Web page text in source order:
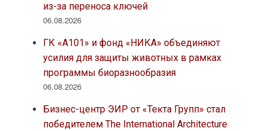
из-за переноса ключей
06.08.2026
ГК «А101» и фонд «НИКА» объединяют
усилия для защиты животных в рамках
программы биоразнообразия
06.08.2026
Бизнес-центр ЭИР от «Текта Групп» стал
победителем The International Architecture